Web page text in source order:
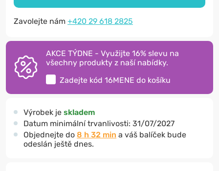
Zavolejte nám +420 29 618 2825
AKCE TÝDNE - Využijte 16% slevu na
všechny produkty z naší nabídky.
Zadejte kód 16MENE do košíku
Výrobek je skladem
Datum minimální trvanlivosti: 31/07/2027
Objednejte do 8 h 32 min a váš balíček bude
odeslán ještě dnes.